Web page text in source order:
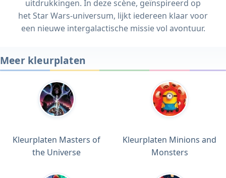
uitdrukkingen. In deze scène, geïnspireerd op
het Star Wars-universum, lijkt iedereen klaar voor
een nieuwe intergalactische missie vol avontuur.
Meer kleurplaten
Kleurplaten Masters of
the Universe
Kleurplaten Minions and
Monsters